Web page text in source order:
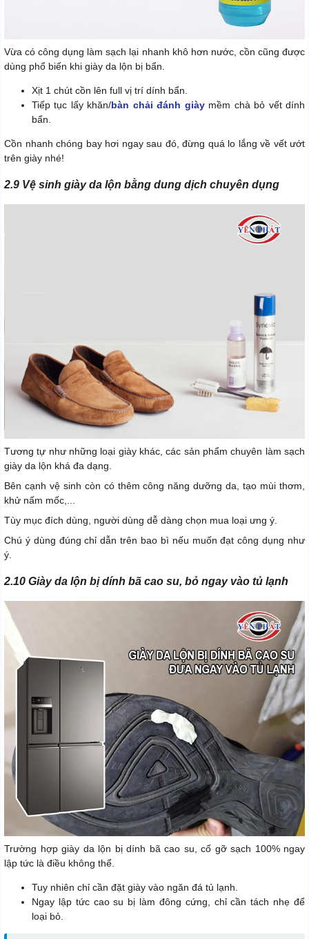
Vừa có công dụng làm sạch lại nhanh khô hơn nước, cồn cũng được
dùng phổ biến khi giày da lộn bị bẩn.
Xịt 1 chút cồn lên full vị trí dính bẩn.
Tiếp tục lấy khăn/bàn chải đánh giàymềm chà bỏ vết dính
bẩn.
Cồn nhanh chóng bay hơi ngay sau đó, đừng quá lo lắng về vết ướt
trên giày nhé!
2.9 Vệ sinh giày da lộn bằng dung dịch chuyên dụng
Tương tự như những loại giày khác, các sản phẩm chuyên làm sạch
giày da lộn khá đa dạng.
Bên cạnh vệ sinh còn có thêm công năng dưỡng da, tạo mùi thơm,
khử nấm mốc,...
Tùy mục đích dùng, người dùng dễ dàng chọn mua loại ưng ý.
Chú ý dùng đúng chỉ dẫn trên bao bì nếu muốn đạt công dụng như
ý.
2.10 Giày da lộn bị dính bã cao su, bỏ ngay vào tủ lạnh
Trường hợp giày da lộn bị dính bã cao su, cố gỡ sạch 100% ngay
lập tức là điều không thể.
Tuy nhiên chỉ cần đặt giày vào ngăn đá tủ lạnh.
Ngay lập tức cao su bị làm đông cứng, chỉ cần tách nhẹ để
loại bỏ.